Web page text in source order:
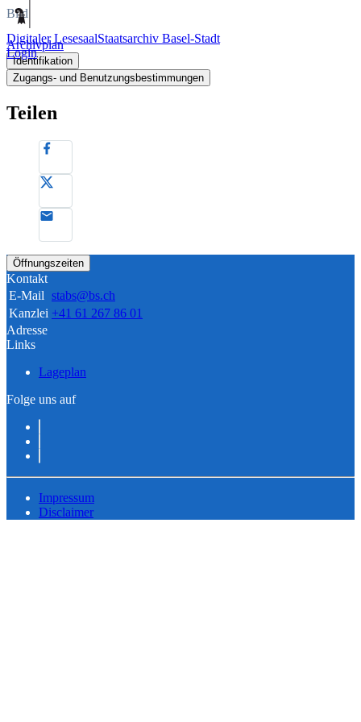
Digitaler LesesaalStaatsarchiv Basel-Stadt
Login
Bild
Archivplan
Identifikation
Zugangs- und Benutzungsbestimmungen
Teilen
Öffnungszeiten
Kontakt
E-Mail stabs@bs.ch
Kanzlei +41 61 267 86 01
Adresse
Links
Lageplan
Folge uns auf
Impressum
Disclaimer